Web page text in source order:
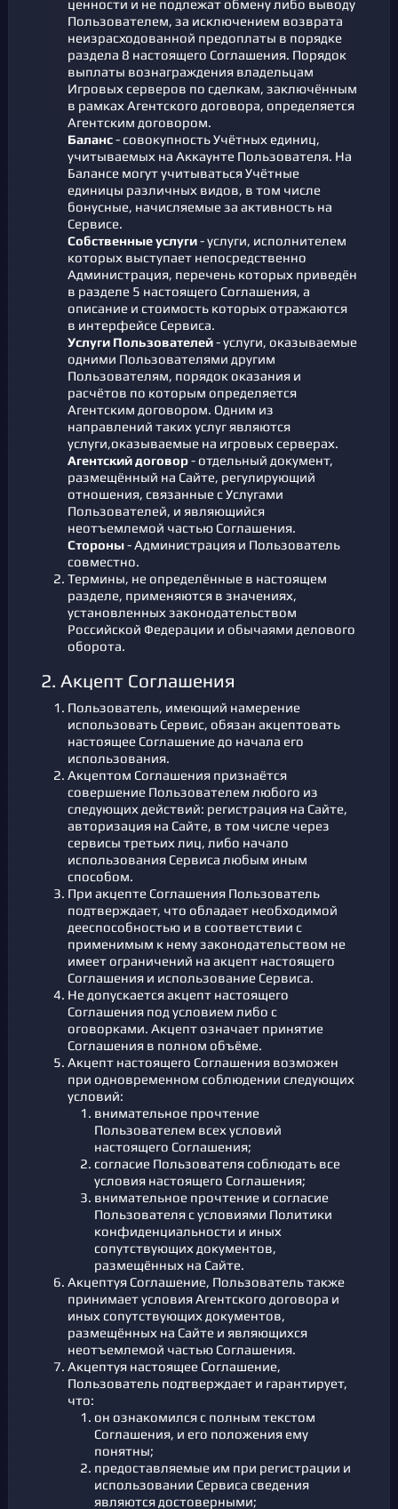
ценности и не подлежат обмену либо выводу
Пользователем, за исключением возврата
неизрасходованной предоплаты в порядке
раздела 8 настоящего Соглашения. Порядок
выплаты вознаграждения владельцам
Игровых серверов по сделкам, заключённым
в рамках Агентского договора, определяется
Агентским договором.
Баланс- совокупность Учётных единиц,
учитываемых на Аккаунте Пользователя. На
Балансе могут учитываться Учётные
единицы различных видов, в том числе
бонусные, начисляемые за активность на
Сервисе.
Собственные услуги- услуги, исполнителем
которых выступает непосредственно
Администрация, перечень которых приведён
в разделе 5 настоящего Соглашения, а
описание и стоимость которых отражаются
в интерфейсе Сервиса.
Услуги Пользователей- услуги, оказываемые
одними Пользователями другим
Пользователям, порядок оказания и
расчётов по которым определяется
Агентским договором. Одним из
направлений таких услуг являются
услуги,оказываемые на игровых серверах.
Агентский договор- отдельный документ,
размещённый на Сайте, регулирующий
отношения, связанные с Услугами
Пользователей, и являющийся
неотъемлемой частью Соглашения.
Стороны- Администрация и Пользователь
совместно.
Термины, не определённые в настоящем
разделе, применяются в значениях,
установленных законодательством
Российской Федерации и обычаями делового
оборота.
2. Акцепт Соглашения
Пользователь, имеющий намерение
использовать Сервис, обязан акцептовать
настоящее Соглашение до начала его
использования.
Акцептом Соглашения признаётся
совершение Пользователем любого из
следующих действий: регистрация на Сайте,
авторизация на Сайте, в том числе через
сервисы третьих лиц, либо начало
использования Сервиса любым иным
способом.
При акцепте Соглашения Пользователь
подтверждает, что обладает необходимой
дееспособностью и в соответствии с
применимым к нему законодательством не
имеет ограничений на акцепт настоящего
Соглашения и использование Сервиса.
Не допускается акцепт настоящего
Соглашения под условием либо с
оговорками. Акцепт означает принятие
Соглашения в полном объёме.
Акцепт настоящего Соглашения возможен
при одновременном соблюдении следующих
условий:
внимательное прочтение
Пользователем всех условий
настоящего Соглашения;
согласие Пользователя соблюдать все
условия настоящего Соглашения;
внимательное прочтение и согласие
Пользователя с условиями Политики
конфиденциальности и иных
сопутствующих документов,
размещённых на Сайте.
Акцептуя Соглашение, Пользователь также
принимает условия Агентского договора и
иных сопутствующих документов,
размещённых на Сайте и являющихся
неотъемлемой частью Соглашения.
Акцептуя настоящее Соглашение,
Пользователь подтверждает и гарантирует,
что:
он ознакомился с полным текстом
Соглашения, и его положения ему
понятны;
предоставляемые им при регистрации и
использовании Сервиса сведения
являются достоверными;